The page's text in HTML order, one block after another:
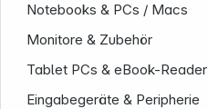
Notebooks & PCs / Macs
Monitore & Zubehör
Tablet PCs & eBook-Reader
Eingabegeräte & Peripherie